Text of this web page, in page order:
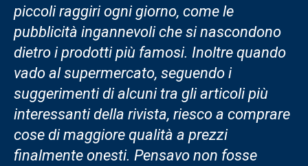
piccoli raggiri ogni giorno, come le
pubblicità ingannevoli che si nascondono
dietro i prodotti più famosi. Inoltre quando
vado al supermercato, seguendo i
suggerimenti di alcuni tra gli articoli più
interessanti della rivista, riesco a comprare
cose di maggiore qualità a prezzi
finalmente onesti. Pensavo non fosse